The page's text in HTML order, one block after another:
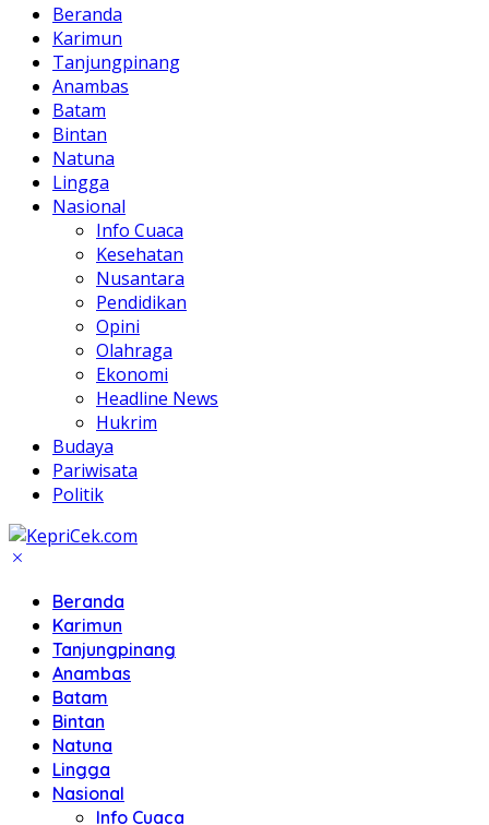
Beranda
Karimun
Tanjungpinang
Anambas
Batam
Bintan
Natuna
Lingga
Nasional
Info Cuaca
Kesehatan
Nusantara
Pendidikan
Opini
Olahraga
Ekonomi
Headline News
Hukrim
Budaya
Pariwisata
Politik
Beranda
Karimun
Tanjungpinang
Anambas
Batam
Bintan
Natuna
Lingga
Nasional
Info Cuaca